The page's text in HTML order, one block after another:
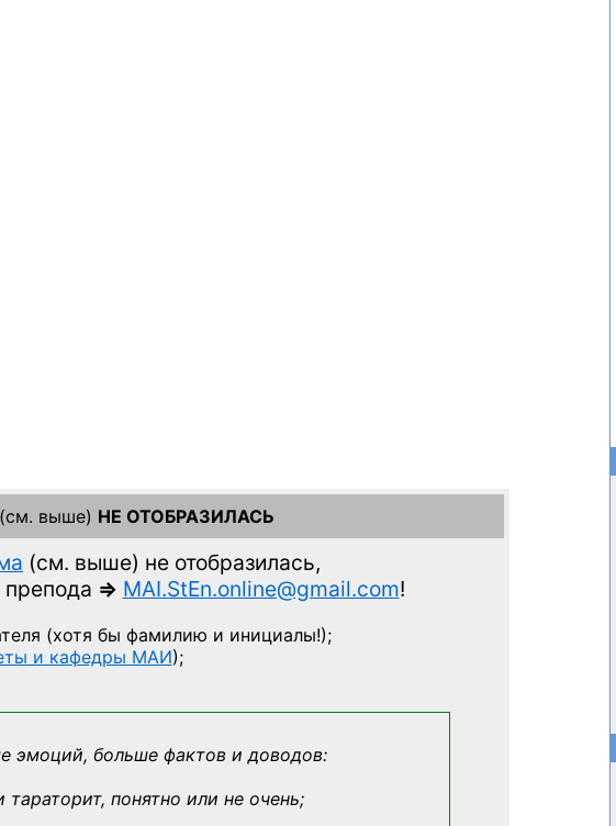
(см. выше) НЕ ОТОБРАЗИЛАСЬ
(см. выше) не отобразилась,
=> MAI.StEn.online@gmail.com!
(хотя бы фамилию и инициалы!);
и кафедры МАИ);
эмоций, больше фактов и доводов:
понятно или не очень;